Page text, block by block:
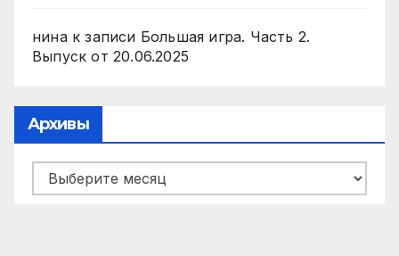
нинак записи Большая игра. Часть 2.
Выпуск от 20.06.2025
Архивы
Архивы